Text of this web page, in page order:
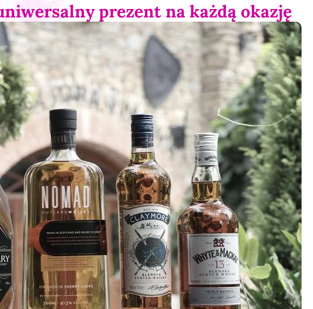
prezent na każdą okazję